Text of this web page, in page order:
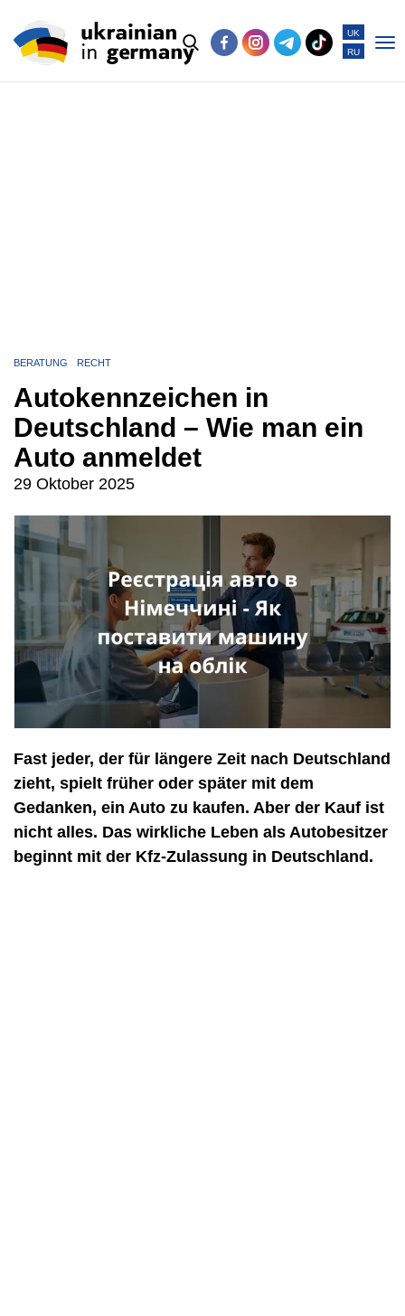
UK
RU
BERATUNG RECHT
Autokennzeichen in
Deutschland – Wie man ein
Auto anmeldet
29 Oktober 2025
Fast jeder, der für längere Zeit nach Deutschland
zieht, spielt früher oder später mit dem
Gedanken, ein Auto zu kaufen. Aber der Kauf ist
nicht alles. Das wirkliche Leben als Autobesitzer
beginnt mit der Kfz-Zulassung in Deutschland.